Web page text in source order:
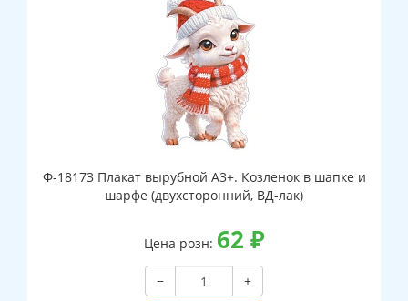
Ф-18173 Плакат вырубной А3+. Козленок в шапке и
шарфе (двухсторонний, ВД-лак)
Цена розн: 62 ₽
−
+